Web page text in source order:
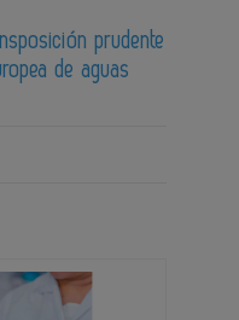
prudente
de aguas